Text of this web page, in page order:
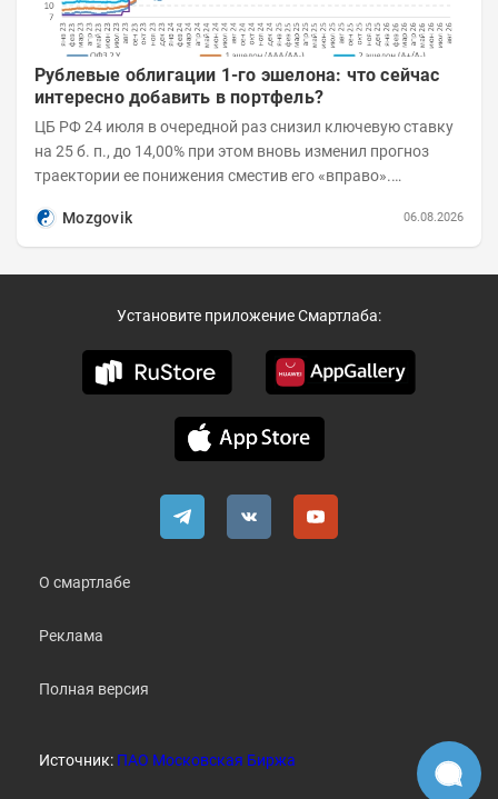
Рублевые облигации 1-го эшелона: что сейчас
интересно добавить в портфель?
ЦБ РФ 24 июля в очередной раз снизил ключевую ставку
на 25 б. п., до 14,00% при этом вновь изменил прогноз
траектории ее понижения сместив его «вправо».
Mozgovik
06.08.2026
Установите приложение Смартлаба:
О смартлабе
Реклама
Полная версия
Источник: ПАО Московская Биржа